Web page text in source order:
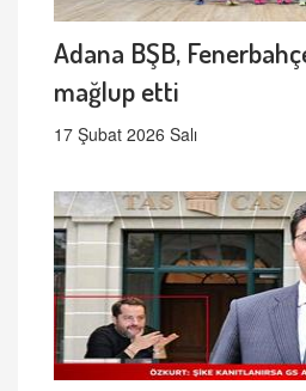
Adana BŞB,
mağlup etti
17 Şubat 2026 Salı